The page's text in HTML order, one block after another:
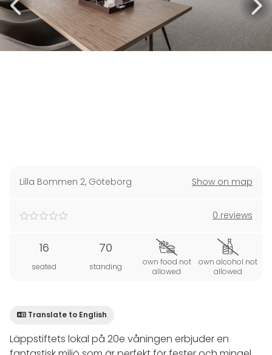
Lilla Bommen 2, Göteborg Show on map
0 reviews
16
seated
70
standing
own food not
allowed
own alcohol not
allowed
Translate to English
Läppstiftets lokal på 20e våningen erbjuder en